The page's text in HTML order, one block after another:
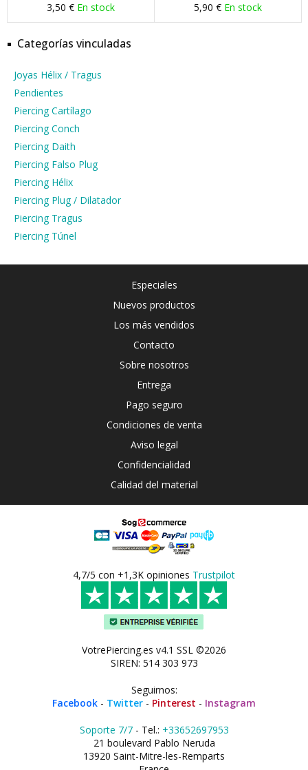
3,50 € En stock 5,90 € En stock
Categorías vinculadas
Joyas Hélix / Tragus
Pendientes
Piercing Cartílago
Piercing Conch
Piercing Daith
Piercing Falso Plug
Piercing Hélix
Piercing Plug / Dilatador
Piercing Tragus
Piercing Túnel
Especiales
Nuevos productos
Los más vendidos
Contacto
Sobre nosotros
Entrega
Pago seguro
Condiciones de venta
Aviso legal
Confidencialidad
Calidad del material
4,7/5 con +1,3K opiniones Trustpilot
VotrePiercing.es v4.1 SSL ©2026
SIREN: 514 303 973
Seguirnos:
Facebook - Twitter - Pinterest - Instagram
Soporte 7/7- Tel.: +33652697953
21 boulevard Pablo Neruda
13920 Saint-Mitre-les-Remparts